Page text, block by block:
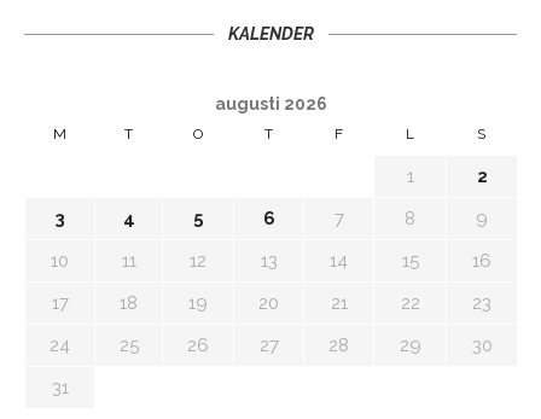
KALENDER
augusti 2026
M T O T F L S
1
2
3
4 5 6 7 8
9
10
11 12 13 14 15
16
17
18 19 20 21 22
23
24
25 26 27 28 29
30
31